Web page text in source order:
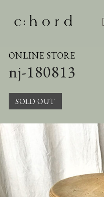
ONLINE STORE
nj-180813